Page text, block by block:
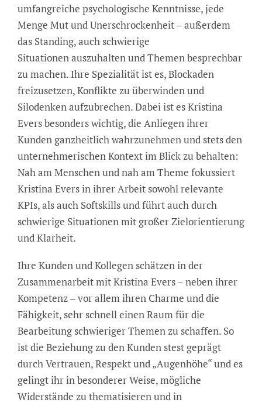
umfangreiche psychologische Kenntnisse, jede
Menge Mut und Unerschrockenheit – außerdem
das Standing, auch schwierige
Situationen auszuhalten und Themen besprechbar
zu machen. Ihre Spezialität ist es, Blockaden
freizusetzen, Konflikte zu überwinden und
Silodenken aufzubrechen. Dabei ist es Kristina
Evers besonders wichtig, die Anliegen ihrer
Kunden ganzheitlich wahrzunehmen und stets den
unternehmerischen Kontext im Blick zu behalten:
Nah am Menschen und nah am Theme fokussiert
Kristina Evers in ihrer Arbeit sowohl relevante
KPIs, als auch Softskills und führt auch durch
schwierige Situationen mit großer Zielorientierung
und Klarheit.
Ihre Kunden und Kollegen schätzen in der
Zusammenarbeit mit Kristina Evers – neben ihrer
Kompetenz – vor allem ihren Charme und die
Fähigkeit, sehr schnell einen Raum für die
Bearbeitung schwieriger Themen zu schaffen. So
ist die Beziehung zu den Kunden stest geprägt
durch Vertrauen, Respekt und „Augenhöhe“ und es
gelingt ihr in besonderer Weise, mögliche
Widerstände zu thematisieren und in